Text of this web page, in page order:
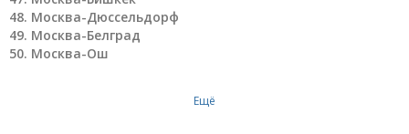
Москва-Дюссельдорф
Москва-Белград
Москва-Ош
Ещё